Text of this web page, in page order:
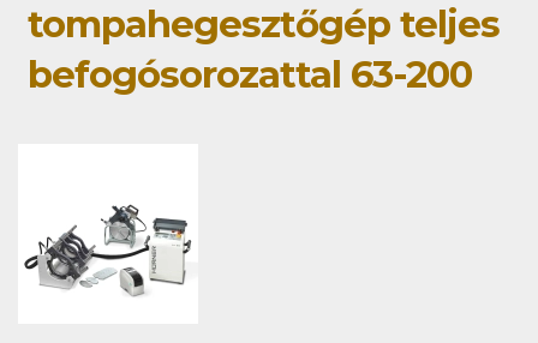
tompahegesztőgép teljes
befogósorozattal 63-200